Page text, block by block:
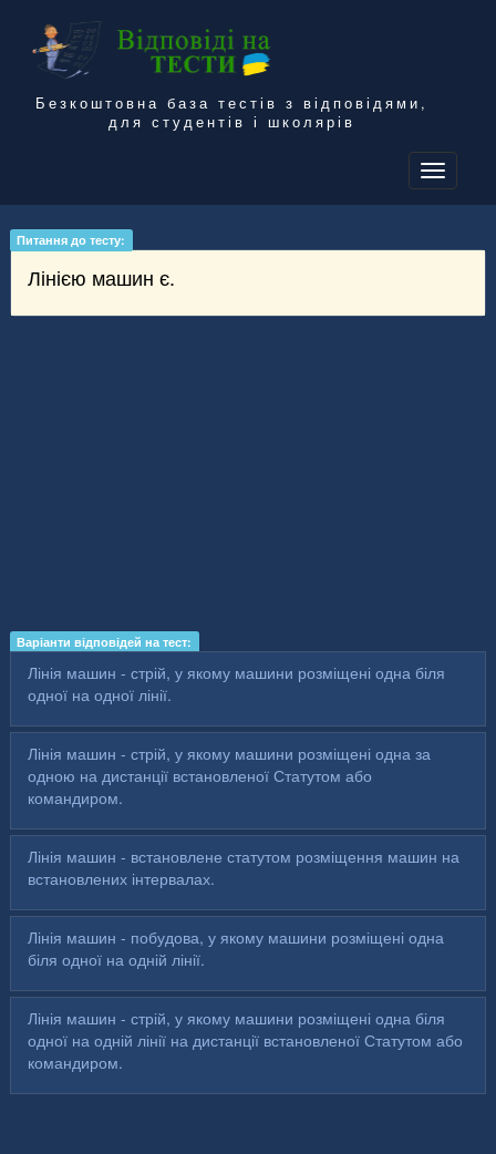
Безкоштовна база тестів з відповідями,
для студентів і школярів
Питання до тесту:
Лінією машин є.
Варіанти відповідей на тест:
Лінія машин - стрій, у якому машини розміщені одна біля
одної на одної лінії.
Лінія машин - стрій, у якому машини розміщені одна за
одною на дистанції встановленої Статутом або
командиром.
Лінія машин - встановлене статутом розміщення машин на
встановлених інтервалах.
Лінія машин - побудова, у якому машини розміщені одна
біля одної на одній лінії.
Лінія машин - стрій, у якому машини розміщені одна біля
одної на одній лінії на дистанції встановленої Статутом або
командиром.